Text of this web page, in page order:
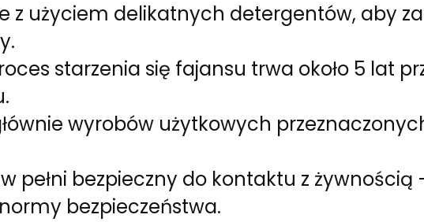
z użyciem delikatnych detergentów, aby
starzenia się fajansu trwa około 5 lat
wyrobów użytkowych
pełni bezpieczny do kontaktu z żywnością
bezpieczeństwa.